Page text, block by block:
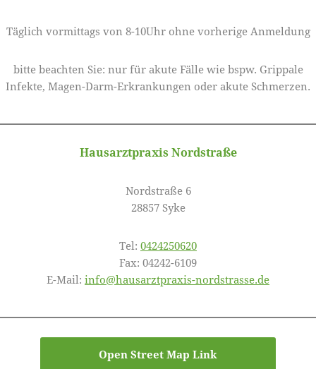
Täglich vormittags von 8-10Uhr ohne vorherige Anmeldung
bitte beachten Sie: nur für akute Fälle wie bspw. Grippale
Infekte, Magen-Darm-Erkrankungen oder akute Schmerzen.
Hausarztpraxis Nordstraße
Nordstraße 6
​28857 Syke
​Tel: 0424250620
Fax: 04242-6109
E-Mail: info@hausarztpraxis-nordstrasse.de
Open Street Map Link